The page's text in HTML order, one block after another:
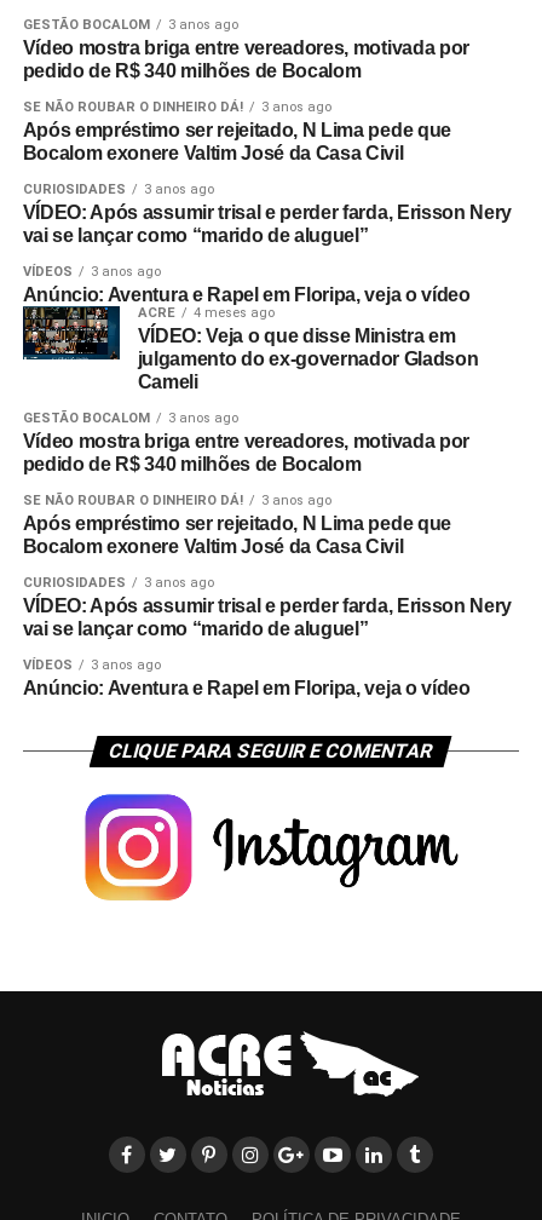
GESTÃO BOCALOM 3 anos ago
Vídeo mostra briga entre vereadores, motivada por
pedido de R$ 340 milhões de Bocalom
SE NÃO ROUBAR O DINHEIRO DÁ! 3 anos ago
Após empréstimo ser rejeitado, N Lima pede que
Bocalom exonere Valtim José da Casa Civil
CURIOSIDADES 3 anos ago
VÍDEO: Após assumir trisal e perder farda, Erisson Nery
vai se lançar como “marido de aluguel”
VÍDEOS 3 anos ago
Anúncio: Aventura e Rapel em Floripa, veja o vídeo
ACRE 4 meses ago
VÍDEO: Veja o que disse Ministra em
julgamento do ex-governador Gladson
Cameli
GESTÃO BOCALOM 3 anos ago
Vídeo mostra briga entre vereadores, motivada por
pedido de R$ 340 milhões de Bocalom
SE NÃO ROUBAR O DINHEIRO DÁ! 3 anos ago
Após empréstimo ser rejeitado, N Lima pede que
Bocalom exonere Valtim José da Casa Civil
CURIOSIDADES 3 anos ago
VÍDEO: Após assumir trisal e perder farda, Erisson Nery
vai se lançar como “marido de aluguel”
VÍDEOS 3 anos ago
Anúncio: Aventura e Rapel em Floripa, veja o vídeo
CLIQUE PARA SEGUIR E COMENTAR